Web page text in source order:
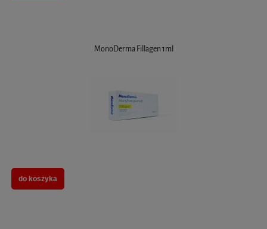
MonoDerma Fillagen 1ml
do koszyka